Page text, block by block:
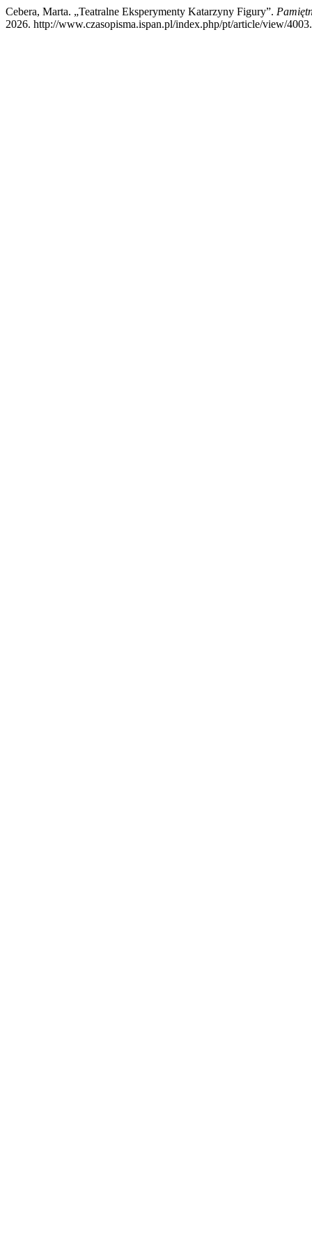
Cebera, Marta. „Teatralne Eksperymenty Katarzyny Figury”.
2026. http://www.czasopisma.ispan.pl/index.php/pt/article/view/4003.